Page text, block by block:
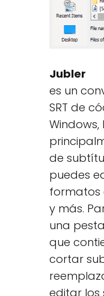
Jubler
es un
SRT de
Windows,
de
puedes
formatos
y más.
una
que
cortar
editar los